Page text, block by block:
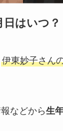
はいつ？
伊東妙子さん
などから生